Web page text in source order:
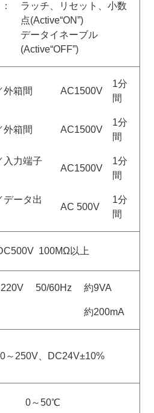
：
ラッチ、リセット、小数
点(Active“ON”)
データイネーブル
(Active“OFF”)
外箱間 AC1500V
1分
間
外箱間 AC1500V
1分
間
入力端子
AC1500V
1分
間
データ出
AC 500V
1分
間
100MΩ以上
50/60Hz 約9VA
約200mA
～250V、DC24V±10%
0～50℃